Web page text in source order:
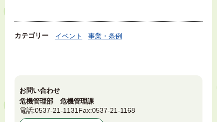
カテゴリー イベント 事業・条例
お問い合わせ
危機管理部 危機管理課
電話:0537-21-1131 Fax:0537-21-1168